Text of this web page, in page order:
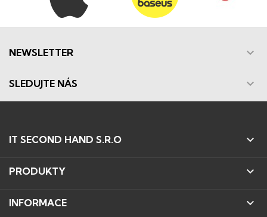
NEWSLETTER 
SLEDUJTE NÁS 
IT SECOND HAND S.R.O 
PRODUKTY 
INFORMACE 